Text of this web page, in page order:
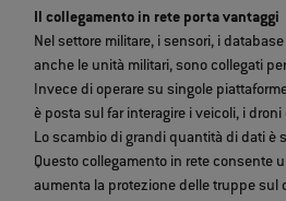
Il collegamento in rete porta vantaggi
Nel settore militare, i sensori, i
anche le unità militari, sono collegati
Invece di operare su singole
è posta sul far interagire i veicoli, i
Lo scambio di grandi quantità di dati è
Questo collegamento in rete consente
aumenta la protezione delle truppe sul